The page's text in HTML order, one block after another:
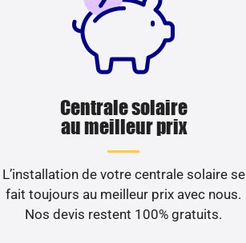
Centrale solaire
au meilleur prix
L’installation de votre centrale solaire se
fait toujours au meilleur prix avec nous.
Nos devis restent 100% gratuits.